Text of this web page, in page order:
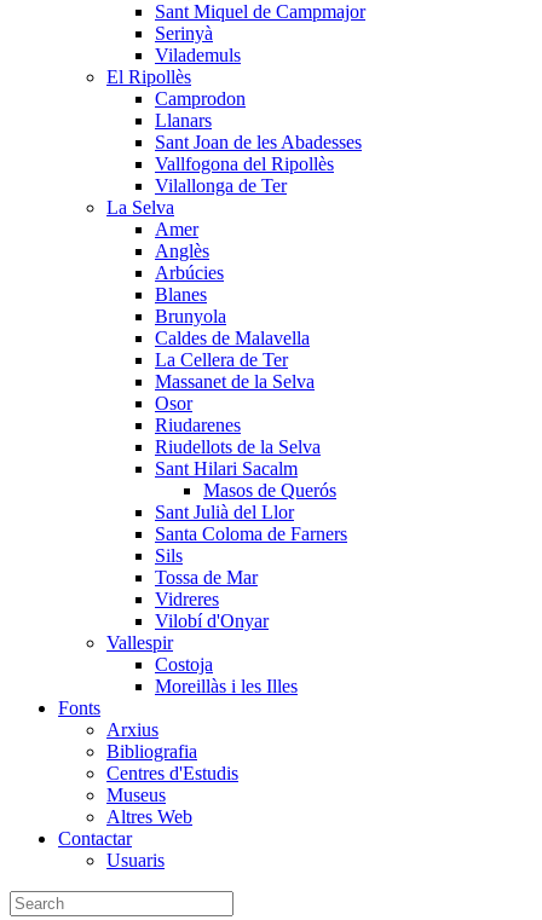
Sant Miquel de Campmajor
Serinyà
Vilademuls
El Ripollès
Camprodon
Llanars
Sant Joan de les Abadesses
Vallfogona del Ripollès
Vilallonga de Ter
La Selva
Amer
Anglès
Arbúcies
Blanes
Brunyola
Caldes de Malavella
La Cellera de Ter
Massanet de la Selva
Osor
Riudarenes
Riudellots de la Selva
Sant Hilari Sacalm
Masos de Querós
Sant Julià del Llor
Santa Coloma de Farners
Sils
Tossa de Mar
Vidreres
Vilobí d'Onyar
Vallespir
Costoja
Moreillàs i les Illes
Fonts
Arxius
Bibliografia
Centres d'Estudis
Museus
Altres Web
Contactar
Usuaris